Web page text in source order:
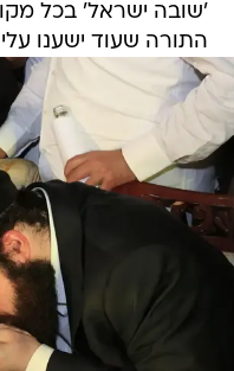
'שובה ישראל' בכל
התורה שעוד ישענו